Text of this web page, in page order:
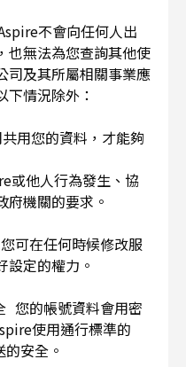
不會向任何人出
也無法為您查詢其他使
司及其所屬相關事業應
下情況除外：
用您的資料，才能夠
或他人行為發生、協
府機關的要求。
可在任何時候修改服
設定的權力。
您的帳號資料會用密
使用通行標準的
安全。